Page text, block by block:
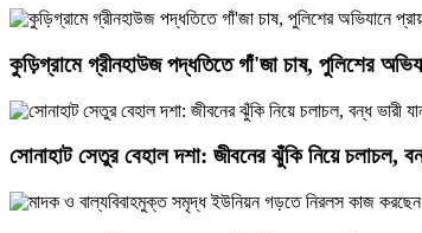
কুড়িগ্রামে গ্রীনহাউজ পদ্ধতিতে গাঁ'জা চাষ, পুলিশের
সোনাহাট সেতুর বেহাল দশা: জীবনের ঝুঁকি নিয়ে চলাচল,